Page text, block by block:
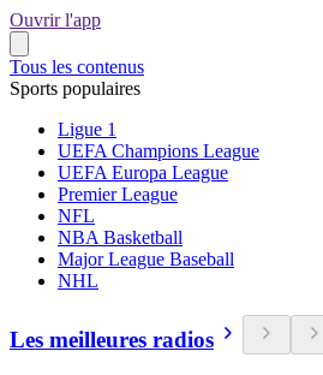
Ouvrir l'app
Tous les contenus
Sports populaires
Ligue 1
UEFA Champions League
UEFA Europa League
Premier League
NFL
NBA Basketball
Major League Baseball
NHL
Les meilleures radios